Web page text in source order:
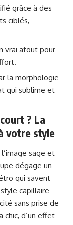
grâce à des
ciblés,
vrai atout pour
la morphologie
qui sublime et
? La
votre style
sage et
dégage un
qui savent
capillaire
sans prise de
chic, d’un effet